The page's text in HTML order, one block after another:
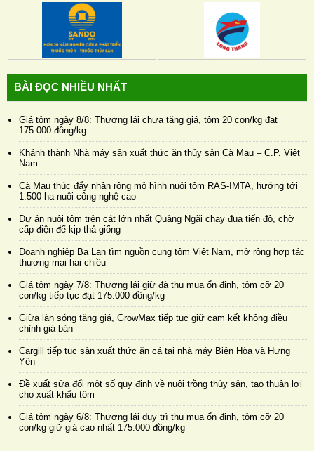
BÀI ĐỌC NHIỀU NHẤT
Giá tôm ngày 8/8: Thương lái chưa tăng giá, tôm 20 con/kg đạt
175.000 đồng/kg
Khánh thành Nhà máy sản xuất thức ăn thủy sản Cà Mau – C.P. Việt
Nam
Cà Mau thúc đẩy nhân rộng mô hình nuôi tôm RAS-IMTA, hướng tới
1.500 ha nuôi công nghệ cao
Dự án nuôi tôm trên cát lớn nhất Quảng Ngãi chạy đua tiến độ, chờ
cấp điện để kịp thả giống
Doanh nghiệp Ba Lan tìm nguồn cung tôm Việt Nam, mở rộng hợp tác
thương mại hai chiều
Giá tôm ngày 7/8: Thương lái giữ đà thu mua ổn định, tôm cỡ 20
con/kg tiếp tục đạt 175.000 đồng/kg
Giữa làn sóng tăng giá, GrowMax tiếp tục giữ cam kết không điều
chỉnh giá bán
Cargill tiếp tục sản xuất thức ăn cá tại nhà máy Biên Hòa và Hưng
Yên
Đề xuất sửa đổi một số quy định về nuôi trồng thủy sản, tạo thuận lợi
cho xuất khẩu tôm
Giá tôm ngày 6/8: Thương lái duy trì thu mua ổn định, tôm cỡ 20
con/kg giữ giá cao nhất 175.000 đồng/kg